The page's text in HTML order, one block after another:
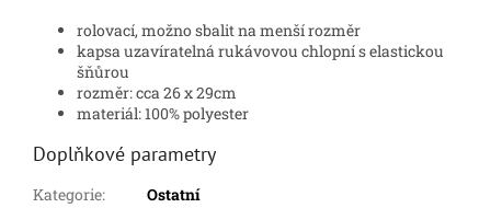
rolovací, možno sbalit na menší rozměr
kapsa uzavíratelná rukávovou chlopní s elastickou
šňůrou
rozměr: cca 26 x 29cm
materiál: 100% polyester
Doplňkové parametry
Kategorie:
Ostatní